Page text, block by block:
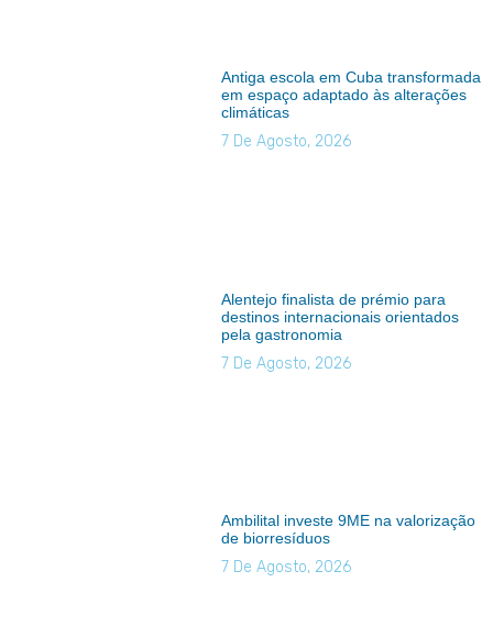
Antiga escola em Cuba transformada
em espaço adaptado às alterações
climáticas
7 De Agosto, 2026
Alentejo finalista de prémio para
destinos internacionais orientados
pela gastronomia
7 De Agosto, 2026
Ambilital investe 9ME na valorização
de biorresíduos
7 De Agosto, 2026